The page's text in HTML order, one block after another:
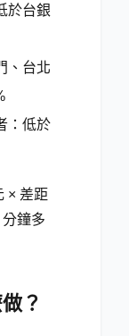
於台銀
、台北
：低於
× 差距
分鐘多
？